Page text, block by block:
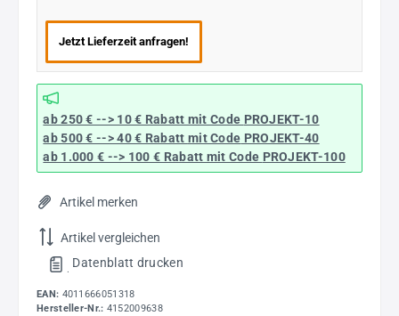
Jetzt Lieferzeit anfragen!
ab 250 € --> 10 € Rabatt mit Code PROJEKT-10
ab 500 € --> 40 € Rabatt mit Code PROJEKT-40
ab 1.000 € --> 100 € Rabatt mit Code PROJEKT-100
Artikel merken
Artikel vergleichen
Datenblatt drucken
EAN: 4011666051318
Hersteller-Nr.: 4152009638